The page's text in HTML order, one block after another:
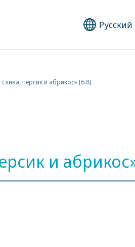
Русский
персик и абрикос» [6.8]
и